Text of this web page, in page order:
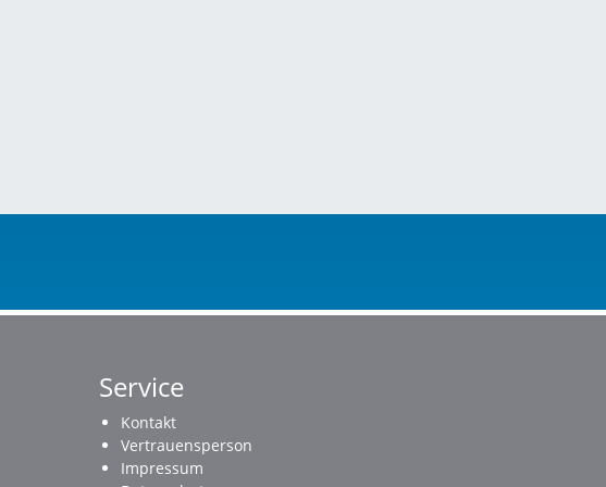
Service
Kontakt
Vertrauensperson
Impressum